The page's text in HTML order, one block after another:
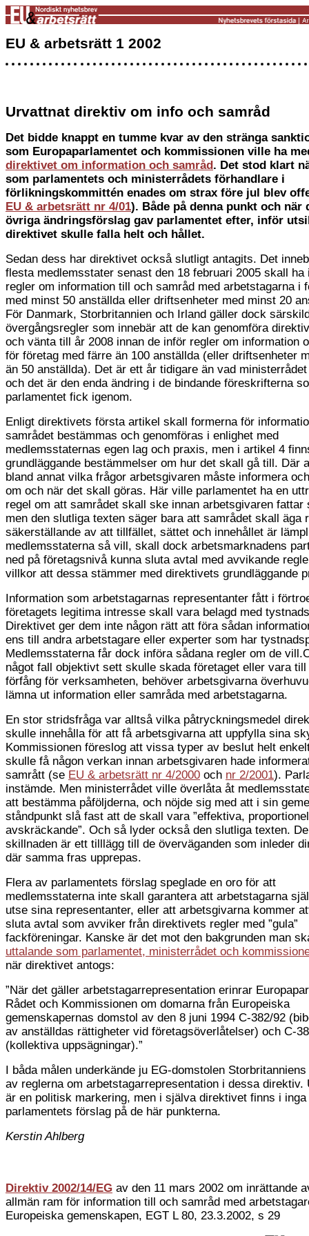
EU & arbetsrätt 1 2002
Urvattnat direktiv om info och samråd
Det bidde knappt en tumme kvar av den stränga
som Europaparlamentet och kommissionen ville ha
direktivet om information och samråd. Det stod klart
som parlamentets och ministerrådets förhandlare i
förlikningskommittén enades om strax före jul blev
EU & arbetsrätt nr 4/01). Både på denna punkt och när
övriga ändringsförslag gav parlamentet efter, inför
direktivet skulle falla helt och hållet.
Sedan dess har direktivet också slutligt antagits. Det
flesta medlemsstater senast den 18 februari 2005 skall ha
regler om information till och samråd med arbetstagarna i
med minst 50 anställda eller driftsenheter med minst 20
För Danmark, Storbritannien och Irland gäller dock
övergångsregler som innebär att de kan genomföra
och vänta till år 2008 innan de inför regler om information
för företag med färre än 100 anställda (eller driftsenheter
än 50 anställda). Det är ett år tidigare än vad
och det är den enda ändring i de bindande föreskrifterna
parlamentet fick igenom.
Enligt direktivets första artikel skall formerna för
samrådet bestämmas och genomföras i enlighet med
medlemsstaternas egen lag och praxis, men i artikel 4
grundläggande bestämmelser om hur det skall gå till. Där
bland annat vilka frågor arbetsgivaren måste informera
om och när det skall göras. Här ville parlamentet ha en
regel om att samrådet skall ske innan arbetsgivaren fattar
men den slutliga texten säger bara att samrådet skall äga
säkerställande av att tillfället, sättet och innehållet är
medlemsstaterna så vill, skall dock arbetsmarknadens
ned på företagsnivå kunna sluta avtal med avvikande
villkor att dessa stämmer med direktivets grundläggande
Information som arbetstagarnas representanter fått i
företagets legitima intresse skall vara belagd med
Direktivet ger dem inte någon rätt att föra sådan
ens till andra arbetstagare eller experter som har
Medlemsstaterna får dock införa sådana regler om de
något fall objektivt sett skulle skada företaget eller vara
förfång för verksamheten, behöver arbetsgivarna
lämna ut information eller samråda med arbetstagarna.
En stor stridsfråga var alltså vilka påtryckningsmedel
skulle innehålla för att få arbetsgivarna att uppfylla sina
Kommissionen föreslog att vissa typer av beslut helt
skulle få någon verkan innan arbetsgivaren hade
samrått (se EU & arbetsrätt nr 4/2000 och nr 2/2001).
instämde. Men ministerrådet ville överlåta åt
att bestämma påföljderna, och nöjde sig med att i sin
ståndpunkt slå fast att de skall vara ”effektiva,
avskräckande”. Och så lyder också den slutliga texten.
skillnaden är ett tilllägg till de överväganden som inleder
där samma fras upprepas.
Flera av parlamentets förslag speglade en oro för att
medlemsstaterna inte skall garantera att arbetstagarna
utse sina representanter, eller att arbetsgivarna kommer
sluta avtal som avviker från direktivets regler med ”gula”
fackföreningar. Kanske är det mot den bakgrunden man
uttalande som parlamentet, ministerrådet och
när direktivet antogs:
”När det gäller arbetstagarrepresentation erinrar
Rådet och Kommissionen om domarna från Europeiska
gemenskapernas domstol av den 8 juni 1994 C-382/92
av anställdas rättigheter vid företagsöverlåtelser) och C-
(kollektiva uppsägningar).”
I båda målen underkände ju EG-domstolen
av reglerna om arbetstagarrepresentation i dessa direktiv.
är en politisk markering, men i själva direktivet finns i
parlamentets förslag på de här punkterna.
Kerstin Ahlberg
Direktiv 2002/14/EG av den 11 mars 2002 om inrättande
allmän ram för information till och samråd med
Europeiska gemenskapen, EGT L 80, 23.3.2002, s 29